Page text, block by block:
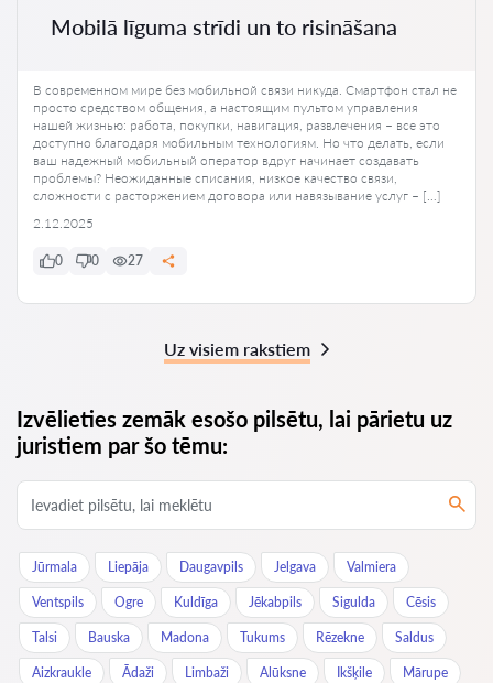
Mobilā līguma strīdi un to risināšana
В современном мире без мобильной связи никуда. Смартфон стал не
просто средством общения, а настоящим пультом управления
нашей жизнью: работа, покупки, навигация, развлечения – все это
доступно благодаря мобильным технологиям. Но что делать, если
ваш надежный мобильный оператор вдруг начинает создавать
проблемы? Неожиданные списания, низкое качество связи,
сложности с расторжением договора или навязывание услуг – […]
2.12.2025
0 0 27
Uz visiem rakstiem
Izvēlieties zemāk esošo pilsētu, lai pārietu uz
juristiem par šo tēmu:
Jūrmala Liepāja Daugavpils Jelgava Valmiera
Ventspils Ogre Kuldīga Jēkabpils Sigulda Cēsis
Talsi Bauska Madona Tukums Rēzekne Saldus
Aizkraukle Ādaži Limbaži Alūksne Ikšķile Mārupe